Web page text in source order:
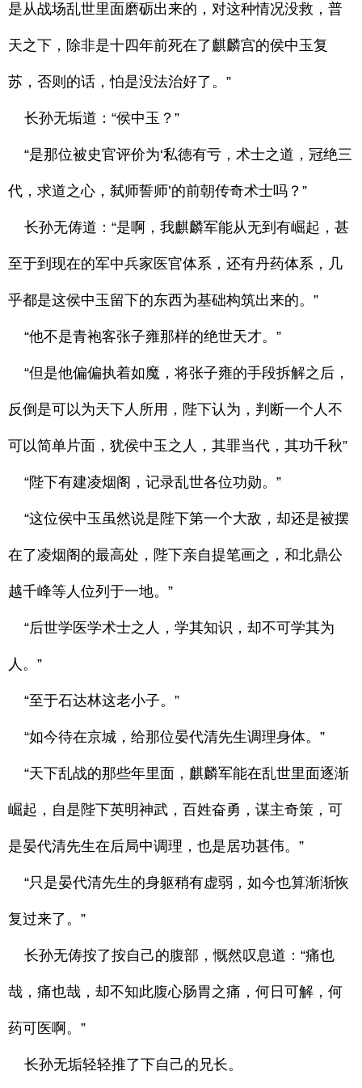
是从战场乱世里面磨砺出来的，对这种情况没救，普
天之下，除非是十四年前死在了麒麟宫的侯中玉复
苏，否则的话，怕是没法治好了。”
长孙无垢道：“侯中玉？”
“是那位被史官评价为‘私德有亏，术士之道，冠绝三
代，求道之心，弑师誓师’的前朝传奇术士吗？”
长孙无俦道：“是啊，我麒麟军能从无到有崛起，甚
至于到现在的军中兵家医官体系，还有丹药体系，几
乎都是这侯中玉留下的东西为基础构筑出来的。”
“他不是青袍客张子雍那样的绝世天才。”
“但是他偏偏执着如魔，将张子雍的手段拆解之后，
反倒是可以为天下人所用，陛下认为，判断一个人不
可以简单片面，犹侯中玉之人，其罪当代，其功千秋”
“陛下有建凌烟阁，记录乱世各位功勋。”
“这位侯中玉虽然说是陛下第一个大敌，却还是被摆
在了凌烟阁的最高处，陛下亲自提笔画之，和北鼎公
越千峰等人位列于一地。”
“后世学医学术士之人，学其知识，却不可学其为
人。”
“至于石达林这老小子。”
“如今待在京城，给那位晏代清先生调理身体。”
“天下乱战的那些年里面，麒麟军能在乱世里面逐渐
崛起，自是陛下英明神武，百姓奋勇，谋主奇策，可
是晏代清先生在后局中调理，也是居功甚伟。”
“只是晏代清先生的身躯稍有虚弱，如今也算渐渐恢
复过来了。”
长孙无俦按了按自己的腹部，慨然叹息道：“痛也
哉，痛也哉，却不知此腹心肠胃之痛，何日可解，何
药可医啊。”
长孙无垢轻轻推了下自己的兄长。